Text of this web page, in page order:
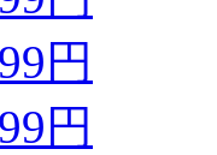
円
円